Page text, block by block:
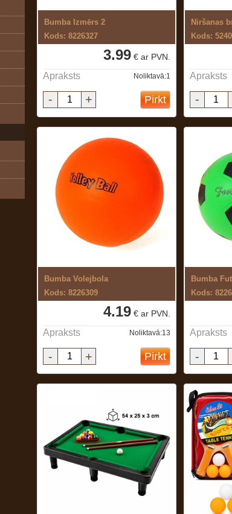
Bumba Izmērs 2
Kods: 8226327
3.99€ ar PVN.
Apraksts Noliktavā:1
- + Pirkt
Niršanas
Kods:
Apraksts
-
Bumba Volejbola
Kods: 8226309
4.19€ ar PVN.
Apraksts Noliktavā:13
- + Pirkt
Bumba
Kods:
Apraksts
-